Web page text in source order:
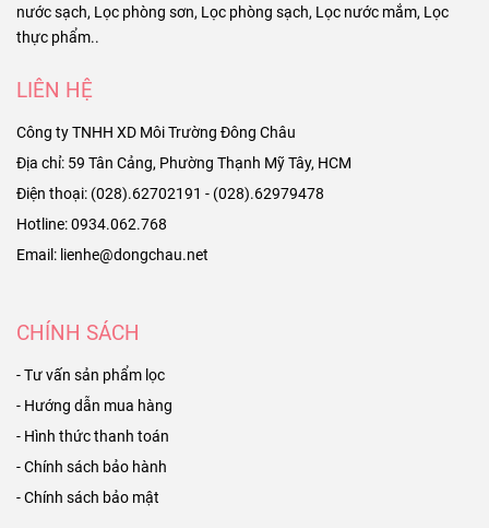
nước sạch, Lọc phòng sơn, Lọc phòng sạch, Lọc nước mắm, Lọc
thực phẩm..
LIÊN HỆ
Công ty TNHH XD Môi Trường Đông Châu
Địa chỉ: 59 Tân Cảng, Phường Thạnh Mỹ Tây, HCM
Điện thoại: (028).62702191 - (028).62979478
Hotline: 0934.062.768
Email: lienhe@dongchau.net
CHÍNH SÁCH
- Tư vấn sản phẩm lọc
- Hướng dẫn mua hàng
- Hình thức thanh toán
- Chính sách bảo hành
- Chính sách bảo mật